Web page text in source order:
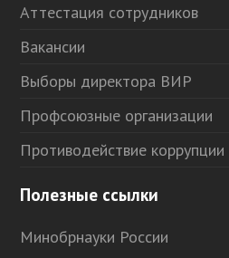
Аттестация сотрудников
Вакансии
Выборы директора ВИР
Профсоюзные организации
Противодействие коррупции
Полезные ссылки
Минобрнауки России